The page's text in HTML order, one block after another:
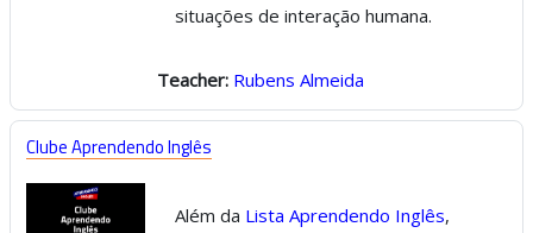
situações de interação humana.
Teacher: Rubens Almeida
Clube Aprendendo Inglês
Além da Lista Aprendendo Inglês,